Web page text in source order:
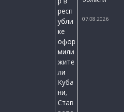
07.08.2026